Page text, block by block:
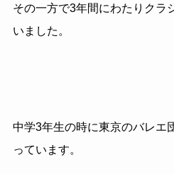
その一方で3年間にわたりクラ
いました。
中学3年生の時に東京のバレエ
っています。